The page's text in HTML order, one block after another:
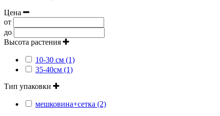
Цена
от
до
Высота растения
10-30 см (1)
35-40см (1)
Тип упаковки
мешковина+сетка (2)